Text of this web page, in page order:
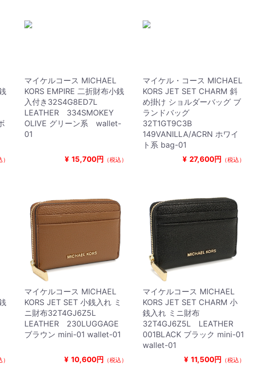
）
マイケルコース MICHAEL
KORS EMPIRE 二折財布小銭
入付き32S4G8ED7L
LEATHER 334SMOKEY
OLIVE グリーン系 wallet-
01
¥ 15,700円 （税込）
マイケル・コース MICHAEL
KORS JET SET CHARM 斜
め掛け ショルダーバッグ ブ
ランドバッグ
32T1GT9C3B
149VANILLA/ACRN ホワイ
ト系 bag-01
¥ 27,600円 （税込）
）
マイケルコース MICHAEL
KORS JET SET 小銭入れ ミ
ニ財布32T4GJ6Z5L
LEATHER 230LUGGAGE
ブラウン mini-01 wallet-01
¥ 10,600円 （税込）
マイケルコース MICHAEL
KORS JET SET CHARM 小
銭入れ ミニ財布
32T4GJ6Z5L LEATHER
001BLACK ブラック mini-01
wallet-01
¥ 11,500円 （税込）